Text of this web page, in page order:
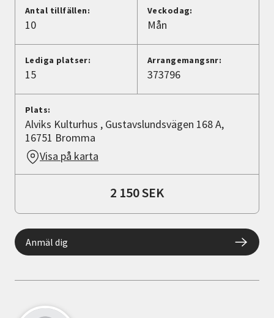
Lyssna
Antal tillfällen:
10
Veckodag:
Mån
Lediga platser:
15
Arrangemangsnr:
373796
Plats:
Alviks Kulturhus , Gustavslundsvägen 168 A,
16751 Bromma
Visa på karta
2 150 SEK
Anmäl dig